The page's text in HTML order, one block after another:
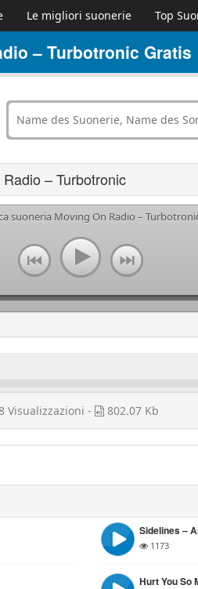
Le migliori suonerie Top
– Turbotronic Gratis
– Turbotronic
suoneria Moving On Radio –
Visualizzazioni - 802.07 Kb
Sidelines –
1173
Hurt You So